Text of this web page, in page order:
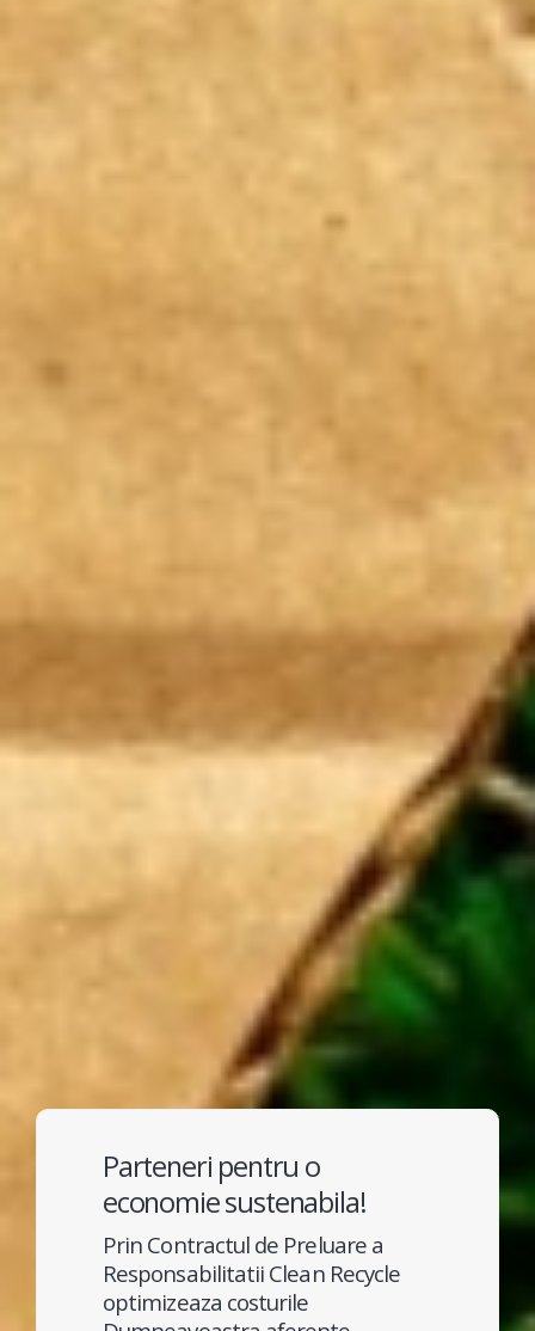
Parteneri pentru o
economie sustenabila!
Prin Contractul de Preluare a
Responsabilitatii Clean Recycle
optimizeaza costurile